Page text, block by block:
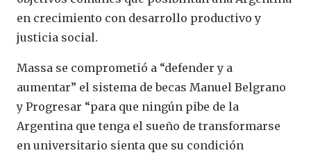
en crecimiento con desarrollo productivo y
justicia social.
Massa se comprometió a “defender y a
aumentar” el sistema de becas Manuel Belgrano
y Progresar “para que ningún pibe de la
Argentina que tenga el sueño de transformarse
en universitario sienta que su condición